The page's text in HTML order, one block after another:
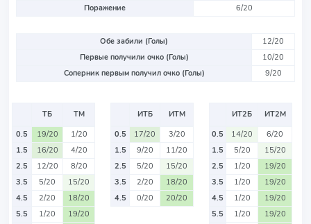
Поражение
6/20
Обе забили (Голы)
12/20
Первые получили очко (Голы)
10/20
Соперник первым получил очко (Голы)
9/20
ТБ
ТМ
0.5
19/20
1/20
1.5
16/20
4/20
2.5
12/20
8/20
3.5
5/20
15/20
4.5
2/20
18/20
5.5
1/20
19/20
ИТБ
ИТМ
0.5
17/20
3/20
1.5
9/20
11/20
2.5
5/20
15/20
3.5
2/20
18/20
4.5
0/20 20/20
ИТ2Б
ИТ2М
0.5
14/20
6/20
1.5
5/20
15/20
2.5
1/20
19/20
3.5
1/20
19/20
4.5
1/20
19/20
5.5
1/20
19/20